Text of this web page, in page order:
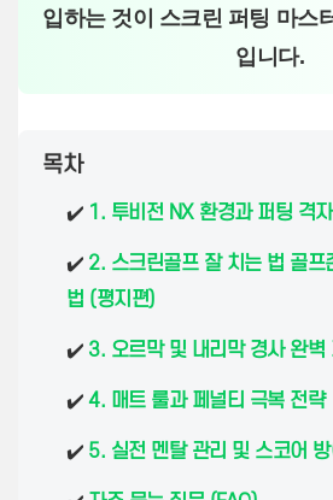
입하는 것이 스크린 퍼팅 마스
입니다.
목차
✔️ 1. 투비전 NX 환경과 퍼팅 격
✔️ 2. 스크린골프 잘 치는 법 골프
법 (평지편)
✔️ 3. 오르막 및 내리막 경사 완벽
✔️4. 매트 룰과 페널티 극복 전략
✔️ 5. 실전 멘탈 관리 및 스코어